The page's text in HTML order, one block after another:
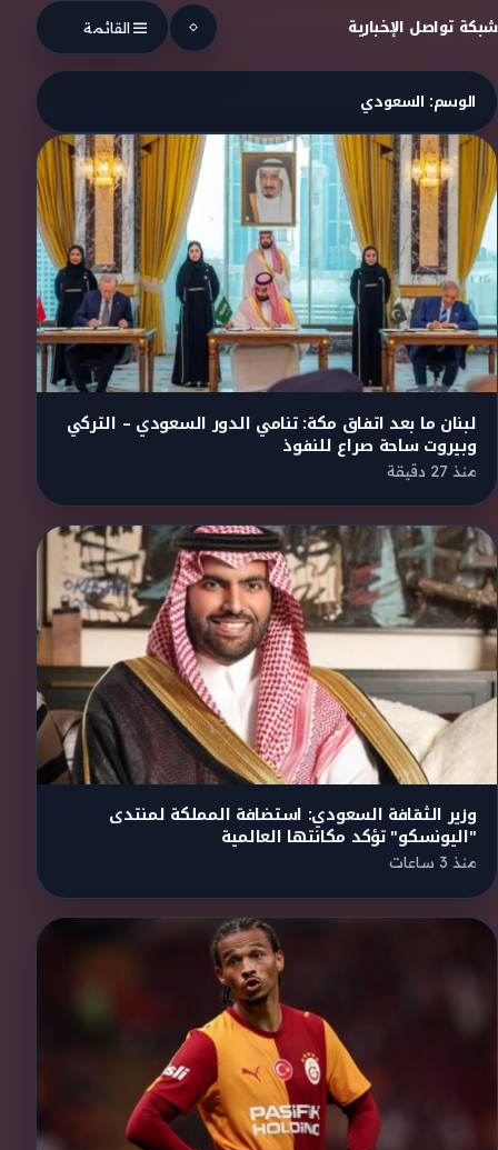
Skip to content
شبكة تواصل الإخبارية القائمة
الوسم: السعودي
لبنان ما بعد اتفاق مكة: تنامي الدور السعودي – التركي
وبيروت ساحة صراع للنفوذ
منذ 27 دقيقة
وزير الثقافة السعودي: استضافة المملكة لمنتدى
"اليونسكو" تؤكد مكانتها العالمية
منذ 3 ساعات